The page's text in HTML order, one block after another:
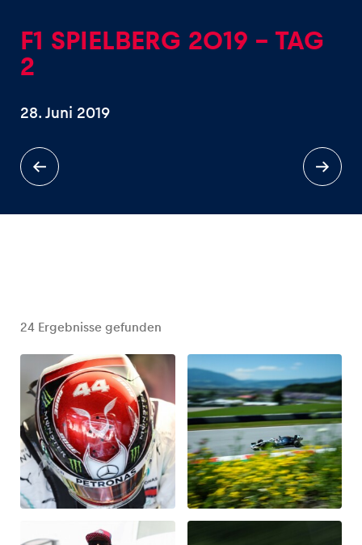
Alle anzeigen
Fahrzeug
Alle anzeigen
F1 SPIELBERG 2019 - TAG
2
28. Juni 2019
24 Ergebnisse gefunden